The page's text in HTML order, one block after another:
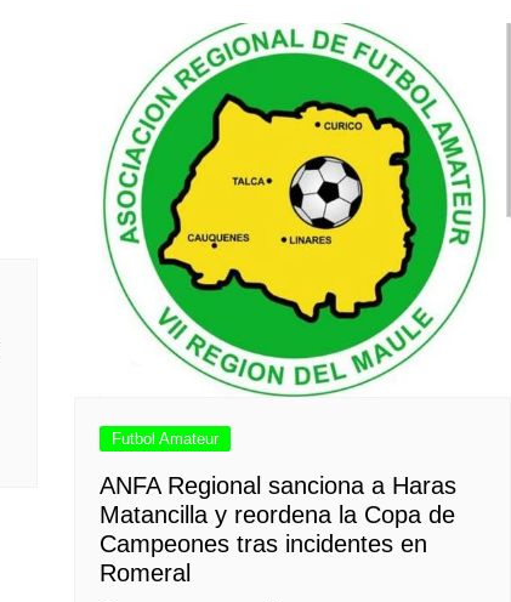
Futbol Amateur
ANFA Regional sanciona a Haras
Matancilla y reordena la Copa de
Campeones tras incidentes en
Romeral